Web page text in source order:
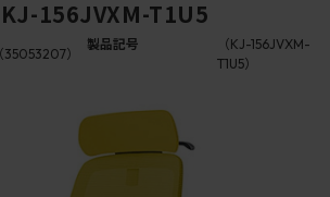
156JVXM-T1U5
（35053207）
製品記号
（KJ-156JVXM-
T1U5）